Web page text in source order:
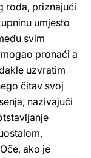
roda, priznajući
umjesto
svim
pronaći a
uzvratim
čitav svoj
nazivajući
ako je